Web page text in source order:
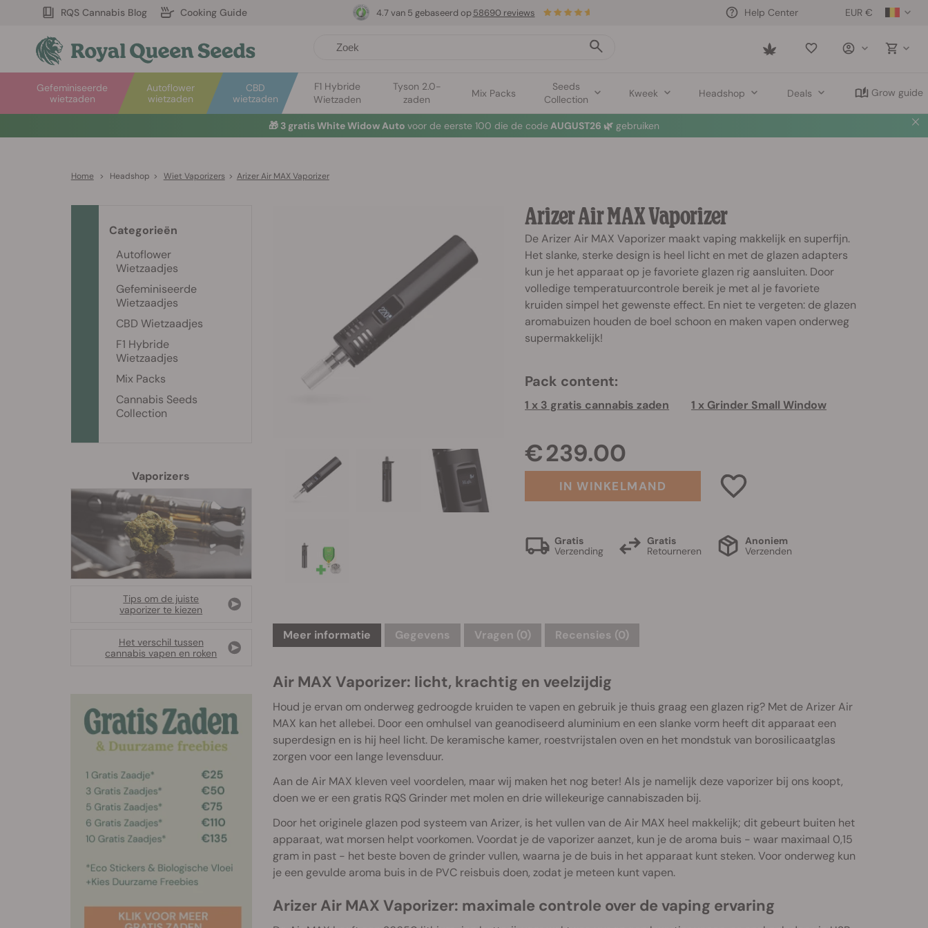
RQS Cannabis Blog Cooking Guide EUR €
Help Center
Saved
Autoflower
wietzaden
Gefeminiseerde
wietzaden
CBD
wietzaden
F1 Hybride
Wietzaden
Tyson 2.0-
zaden
Mix Packs
Seeds
Collection
Kweek Headshop Deals Grow guide
4.7 van 5 gebaseerd op 58690 reviews
🎁 3 gratis White Widow Auto voor de eerste 100 die de code AUGUST26 🌿 gebruiken
Home > Headshop > Wiet Vaporizers > Arizer Air MAX Vaporizer
Arizer Air MAX Vaporizer
De Arizer Air MAX Vaporizer maakt vaping makkelijk en superfijn.
Het slanke, sterke design is heel licht en met de glazen adapters
kun je het apparaat op je favoriete glazen rig aansluiten. Door
volledige temperatuurcontrole bereik je met al je favoriete
kruiden simpel het gewenste effect. En niet te vergeten: de glazen
aromabuizen houden de boel schoon en maken vapen onderweg
supermakkelijk!
Pack content:
1 x 3 gratis cannabis zaden 1 x Grinder Small Window
€ 239.00
IN WINKELMAND
Gratis
Verzending
Gratis
Retourneren
Anoniem
Verzenden
Meer informatie Gegevens Vragen (0) Recensies (0)
Air MAX Vaporizer: licht, krachtig en veelzijdig
Houd je ervan om onderweg gedroogde kruiden te vapen en gebruik je thuis graag een glazen rig? Met de Arizer Air
MAX kan het allebei. Door een omhulsel van geanodiseerd aluminium en een slanke vorm heeft dit apparaat een
superdesign en is hij heel licht. De keramische kamer, roestvrijstalen oven en het mondstuk van borosilicaatglas
zorgen voor een lange levensduur.
Aan de Air MAX kleven veel voordelen, maar wij maken het nog beter! Als je namelijk deze vaporizer bij ons koopt,
doen we er een gratis RQS Grinder met molen en drie willekeurige cannabiszaden bij.
Door het originele glazen pod systeem van Arizer, is het vullen van de Air MAX heel makkelijk; dit gebeurt buiten het
apparaat, wat morsen helpt voorkomen. Voordat je de vaporizer aanzet, kun je de aroma buis - waar maximaal 0,15
gram in past - het beste boven de grinder vullen, waarna je de buis in het apparaat kunt steken. Voor onderweg kun
je een gevulde aroma buis in de PVC reisbuis doen, zodat je meteen kunt vapen.
Arizer Air MAX Vaporizer: maximale controle over de vaping ervaring
Categorieën
Autoflower
Wietzaadjes
Gefeminiseerde
Wietzaadjes
CBD Wietzaadjes
F1 Hybride
Wietzaadjes
Mix Packs
Cannabis Seeds
Collection
Vaporizers
Tips om de juiste
vaporizer te kiezen
Het verschil tussen
cannabis vapen en roken